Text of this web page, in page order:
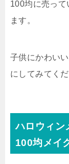
100均に売って
ます。
子供にかわい
にしてみてくだ
ハロウィ
100均メイ